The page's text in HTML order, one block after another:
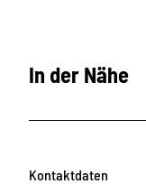
In der Nähe
Kontaktdaten